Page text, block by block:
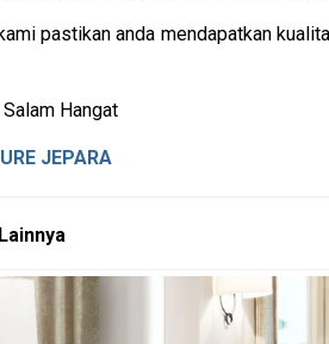
pastikan anda mendapatkan
Hangat
JEPARA